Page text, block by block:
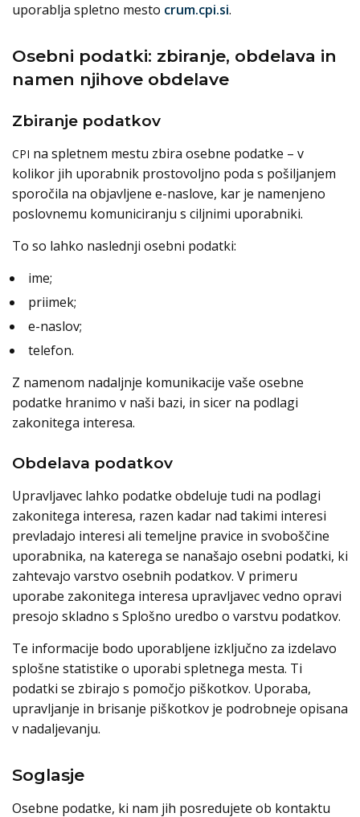
uporablja spletno mesto crum.cpi.si.
Osebni podatki: zbiranje, obdelava in
namen njihove obdelave
Zbiranje podatkov
CPI na spletnem mestu zbira osebne podatke – v
kolikor jih uporabnik prostovoljno poda s pošiljanjem
sporočila na objavljene e-naslove, kar je namenjeno
poslovnemu komuniciranju s ciljnimi uporabniki.
To so lahko naslednji osebni podatki:
ime;
priimek;
e-naslov;
telefon.
Z namenom nadaljnje komunikacije vaše osebne
podatke hranimo v naši bazi, in sicer na podlagi
zakonitega interesa.
Obdelava podatkov
Upravljavec lahko podatke obdeluje tudi na podlagi
zakonitega interesa, razen kadar nad takimi interesi
prevladajo interesi ali temeljne pravice in svoboščine
uporabnika, na katerega se nanašajo osebni podatki, ki
zahtevajo varstvo osebnih podatkov. V primeru
uporabe zakonitega interesa upravljavec vedno opravi
presojo skladno s Splošno uredbo o varstvu podatkov.
Te informacije bodo uporabljene izključno za izdelavo
splošne statistike o uporabi spletnega mesta. Ti
podatki se zbirajo s pomočjo piškotkov. Uporaba,
upravljanje in brisanje piškotkov je podrobneje opisana
v nadaljevanju.
Soglasje
Osebne podatke, ki nam jih posredujete ob kontaktu